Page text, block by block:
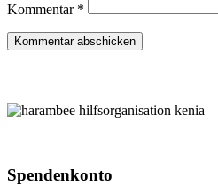
Kommentar *
Spenden­konto